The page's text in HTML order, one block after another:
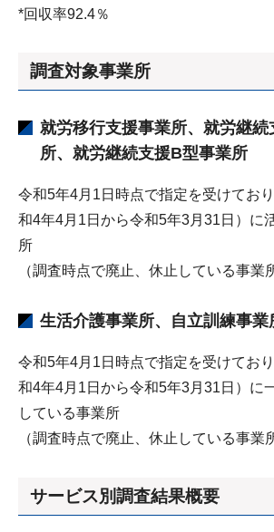
*回収率92.4％
調査対象事業所
就労移行支援事業所、就労継
所、就労継続支援B型事業所
令和5年4月1日時点で指定を受けてお
和4年4月1日から令和5年3月31日）に
所
（調査時点で廃止、休止している事業
生活介護事業所、自立訓練事業
令和5年4月1日時点で指定を受けてお
和4年4月1日から令和5年3月31日）に
している事業所
（調査時点で廃止、休止している事業
サービス別調査結果概要